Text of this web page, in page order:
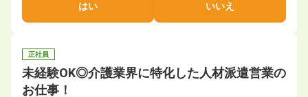
はい いいえ
正社員
未経験OK◎介護業界に特化した人材派遣営業の
お仕事！